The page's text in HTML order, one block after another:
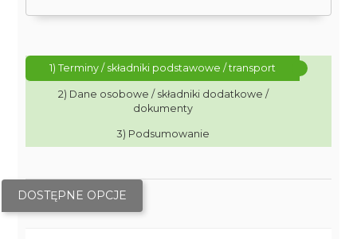
1) Terminy / składniki podstawowe / transport
2) Dane osobowe / składniki dodatkowe /
dokumenty
3) Podsumowanie
DOSTĘPNE OPCJE